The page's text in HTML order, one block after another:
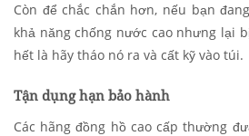
Còn để chắc chắn hơn, nếu bạn
khả năng chống nước cao nhưng lại
hết là hãy tháo nó ra và cất kỹ vào túi.
Tận dụng hạn bảo hành
Các hãng đồng hồ cao cấp thường